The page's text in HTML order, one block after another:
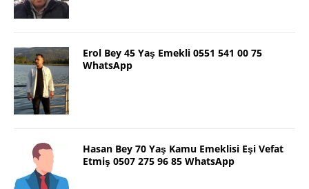
Erol Bey 45 Yaş Emekli 0551 541 00 75
WhatsApp
Hasan Bey 70 Yaş Kamu Emeklisi Eşi Vefat
Etmiş 0507 275 96 85 WhatsApp